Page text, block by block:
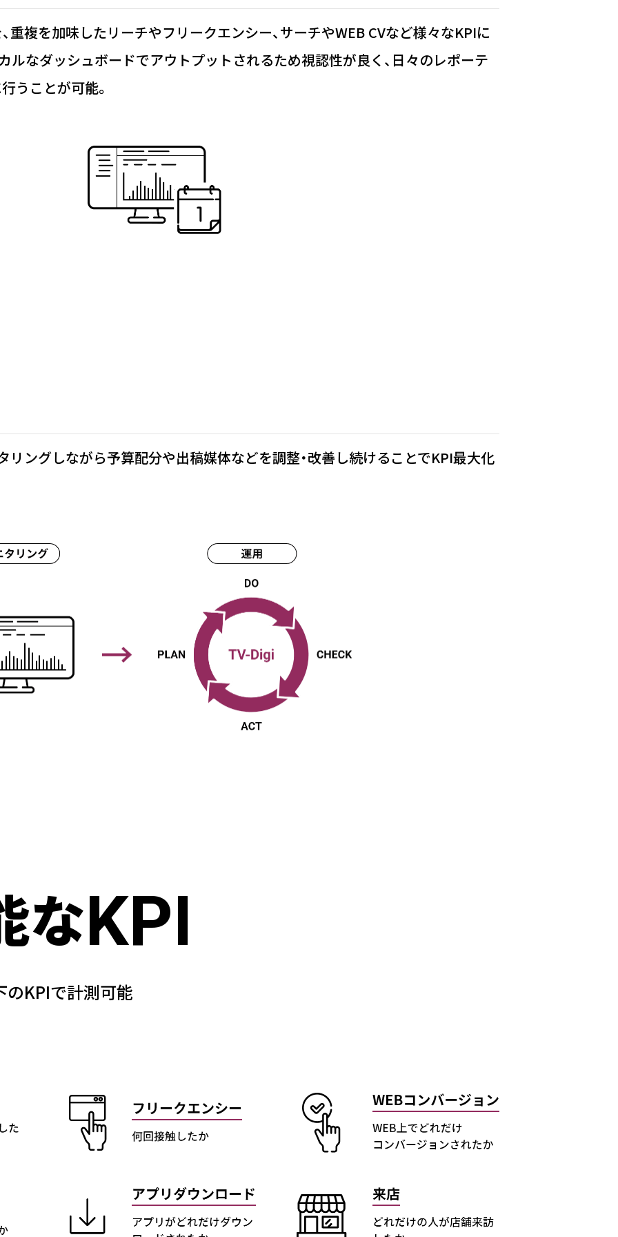
重複を加味したリーチやフリークエンシー、サーチやWEB CVなど様々なKPIに
ルなダッシュボードでアウトプットされるため視認性が良く、日々のレポーテ
うことが可能。
リングしながら予算配分や出稿媒体などを調整・改善し続けることでKPI最大化
なKPI
KPIで計測可能